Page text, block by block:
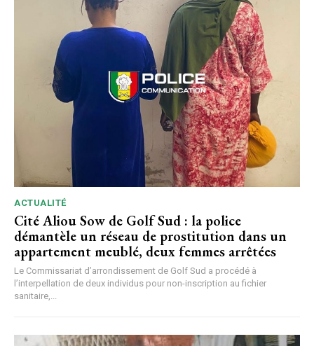
ACTUALITÉ
Cité Aliou Sow de Golf Sud : la police
démantèle un réseau de prostitution dans un
appartement meublé, deux femmes arrêtées
Le Commissariat d’arrondissement de Golf Sud a procédé à
l’interpellation de deux individus pour non-inscription au fichier
sanitaire,...